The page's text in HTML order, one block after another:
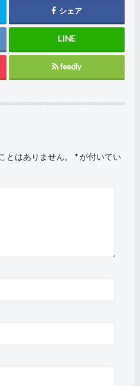
シェア
feedly
とはありません。 *が付いてい